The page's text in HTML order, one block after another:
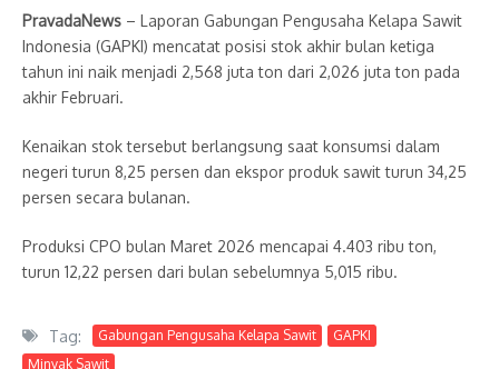
PravadaNews – Laporan Gabungan Pengusaha Kelapa Sawit
Indonesia (GAPKI) mencatat posisi stok akhir bulan ketiga
tahun ini naik menjadi 2,568 juta ton dari 2,026 juta ton pada
akhir Februari.
Kenaikan stok tersebut berlangsung saat konsumsi dalam
negeri turun 8,25 persen dan ekspor produk sawit turun 34,25
persen secara bulanan.
Produksi CPO bulan Maret 2026 mencapai 4.403 ribu ton,
turun 12,22 persen dari bulan sebelumnya 5,015 ribu.
Tag: Gabungan Pengusaha Kelapa Sawit
GAPKI
Minyak Sawit